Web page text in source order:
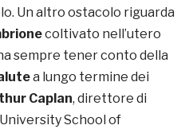
Un altro ostacolo riguarda
coltivato nell’utero
sempre tener conto della
a lungo termine dei
Caplan, direttore di
School of